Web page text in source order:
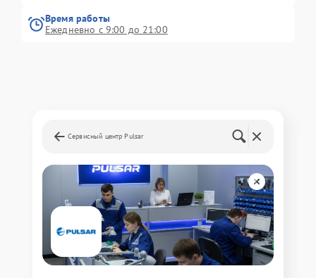
Время работы
Ежедневно с 9:00 до 21:00
Сервисный центр Pulsar